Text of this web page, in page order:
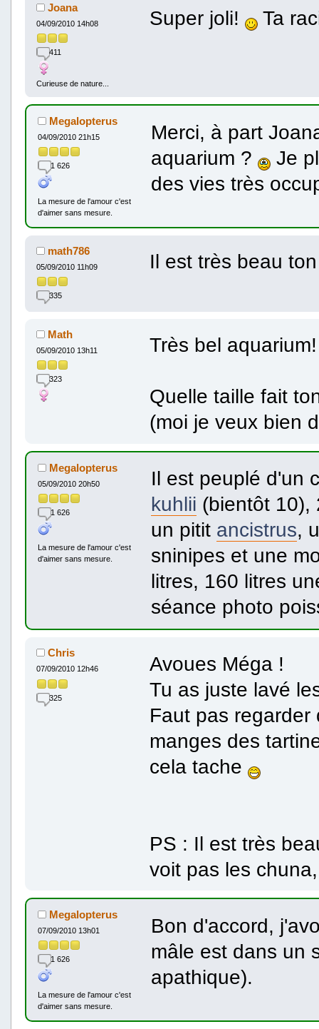
Joana
04/09/2010 14h08
411
Curieuse de nature...
Super joli! Ta
Megalopterus
04/09/2010 21h15
1 626
La mesure de l'amour c'est
d'aimer sans mesure.
Merci, à part
aquarium ?
Je
des vies très
math786
05/09/2010 11h09
335
Il est très beau
Math
05/09/2010 13h11
323
Très bel
Quelle taille fait
(moi je veux bien
Megalopterus
05/09/2010 20h50
1 626
La mesure de l'amour c'est
d'aimer sans mesure.
Il est peuplé d'un
kuhlii (bientôt
un pitit ancistrus,
sninipes et une
litres, 160 litres
séance photo
Chris
07/09/2010 12h46
325
Avoues Méga !
Tu as juste lavé
Faut pas
manges des
cela tache
PS : Il est très
voit pas les
Megalopterus
07/09/2010 13h01
1 626
La mesure de l'amour c'est
d'aimer sans mesure.
Bon d'accord,
mâle est dans un
apathique).